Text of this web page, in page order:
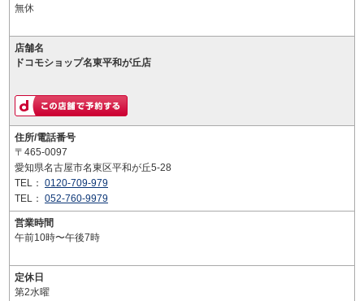
無休
店舗名
ドコモショップ名東平和が丘店
住所/電話番号
〒465-0097
愛知県名古屋市名東区平和が丘5-28
TEL： 0120-709-979
TEL： 052-760-9979
営業時間
午前10時〜午後7時
定休日
第2水曜